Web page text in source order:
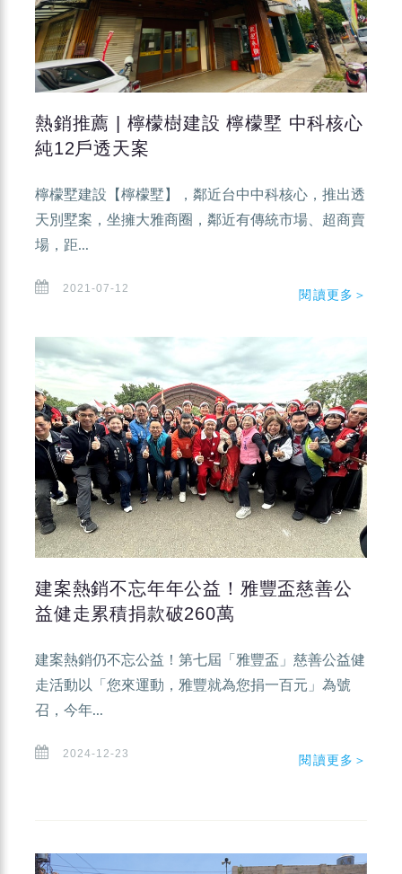
熱銷推薦 | 檸檬樹建設 檸檬墅 中科核心
純12戶透天案
檸檬墅建設【檸檬墅】，鄰近台中中科核心，推出透
天別墅案，坐擁大雅商圈，鄰近有傳統市場、超商賣
場，距...
2021-07-12 閱讀更多＞
建案熱銷不忘年年公益！雅豐盃慈善公
益健走累積捐款破260萬
建案熱銷仍不忘公益！第七屆「雅豐盃」慈善公益健
走活動以「您來運動，雅豐就為您捐一百元」為號
召，今年...
2024-12-23 閱讀更多＞